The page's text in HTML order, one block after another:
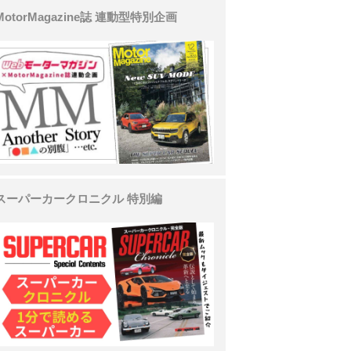
誌 連動型特別企画
ーパーカークロニクル 特別編